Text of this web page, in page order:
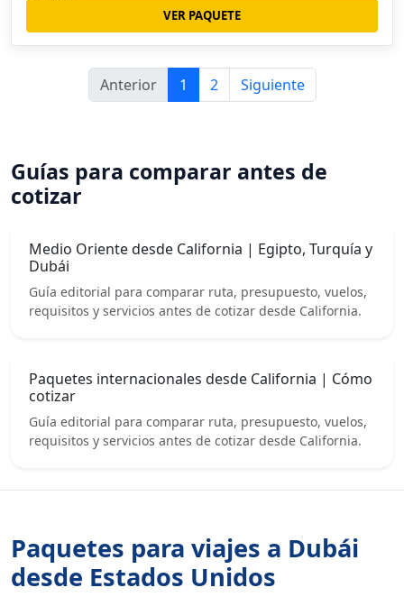
VER PAQUETE
Anterior 1 2 Siguiente
Guías para comparar antes de
cotizar
Medio Oriente desde California | Egipto, Turquía y
Dubái
Guía editorial para comparar ruta, presupuesto, vuelos,
requisitos y servicios antes de cotizar desde California.
Paquetes internacionales desde California | Cómo
cotizar
Guía editorial para comparar ruta, presupuesto, vuelos,
requisitos y servicios antes de cotizar desde California.
Paquetes para viajes a Dubái
desde Estados Unidos